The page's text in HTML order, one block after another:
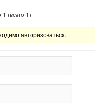
(всего 1)
авторизоваться.